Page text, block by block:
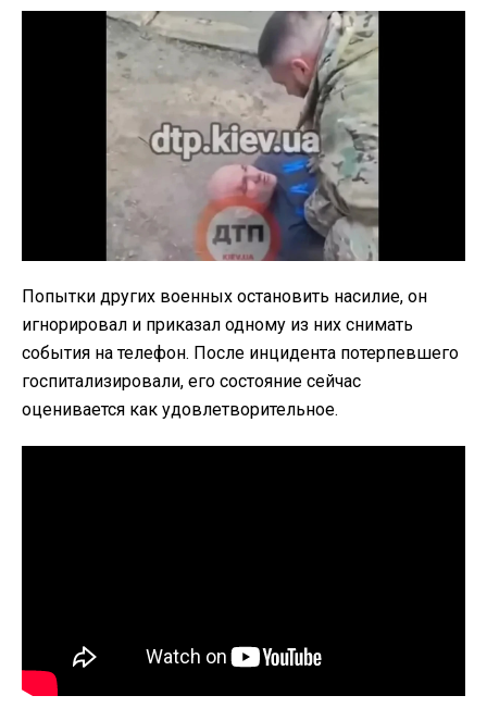
Попытки других военных остановить насилие, он
игнорировал и приказал одному из них снимать
события на телефон. После инцидента потерпевшего
госпитализировали, его состояние сейчас
оценивается как удовлетворительное.